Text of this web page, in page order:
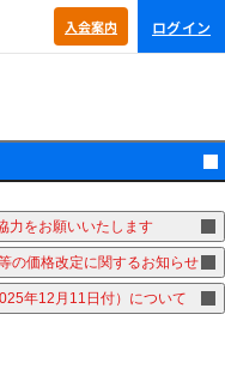
入会案内 ログイン
力をお願いいたします
の価格改定に関するお知らせ
年12月11日付）について